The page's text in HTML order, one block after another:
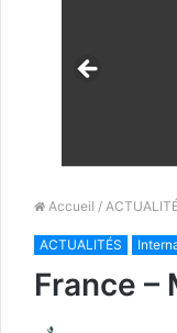
Accueil /
ACTUALITÉS
France –